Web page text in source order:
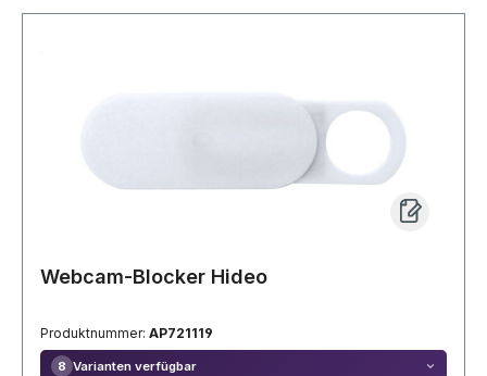
Webcam-Blocker Hideo
Produktnummer: AP721119
8 Varianten verfügbar